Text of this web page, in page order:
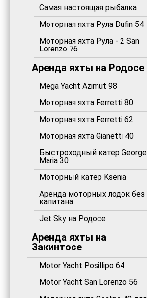
Самая настоящая рыбалка
Моторная яхта Рула Dufin 54
Моторная яхта Рула - 2 San
Lorenzo 76
Аренда яхты на Родосе
Mega Yacht Azimut 98
Моторная яхта Ferretti 80
Моторная яхта Ferretti 62
Моторная яхта Gianetti 40
Быстроходный катер George
Maria 30
Моторный катер Ksenia
Аренда моторных лодок без
капитана
Jet Sky на Родосе
Аренда яхты на
Закинтосе
Motor Yacht Posillipo 64
Motor Yacht San Lorenzo 56